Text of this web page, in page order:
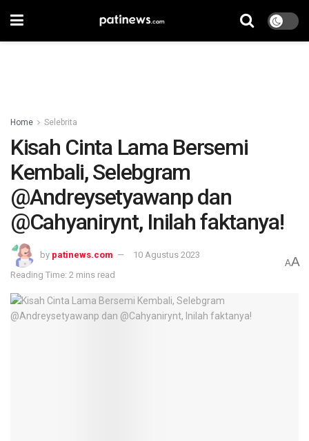
Home Selebrita
Kisah Cinta Lama Bersemi
Kembali, Selebgram
@Andreysetyawanp dan
@Cahyanirynt, Inilah faktanya!
by patinews.com
10 Agustus 2023
Reading Time: 2 mins read
AA